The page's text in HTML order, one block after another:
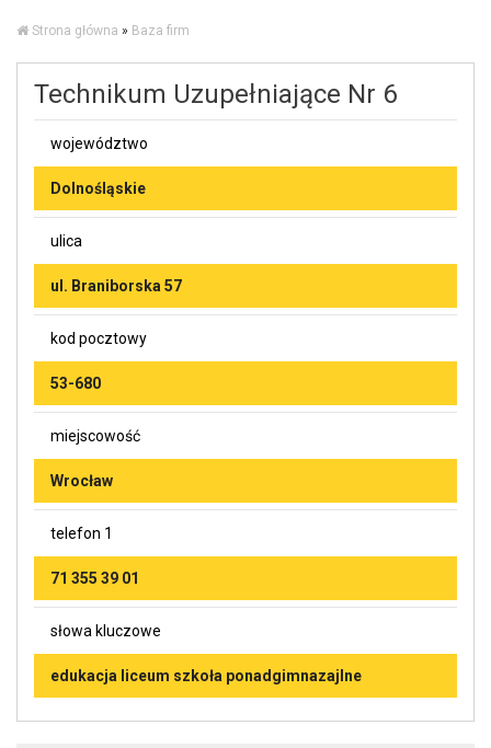
Strona główna » Baza firm
Technikum Uzupełniające Nr 6
województwo
Dolnośląskie
ulica
ul. Braniborska 57
kod pocztowy
53-680
miejscowość
Wrocław
telefon 1
71 355 39 01
słowa kluczowe
edukacja liceum szkoła ponadgimnazajlne